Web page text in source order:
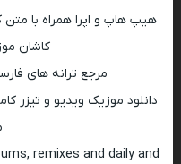
کاشان
مرجع ترانه های
دانلود موزیک ویدیو و تیزر
remixes and daily and